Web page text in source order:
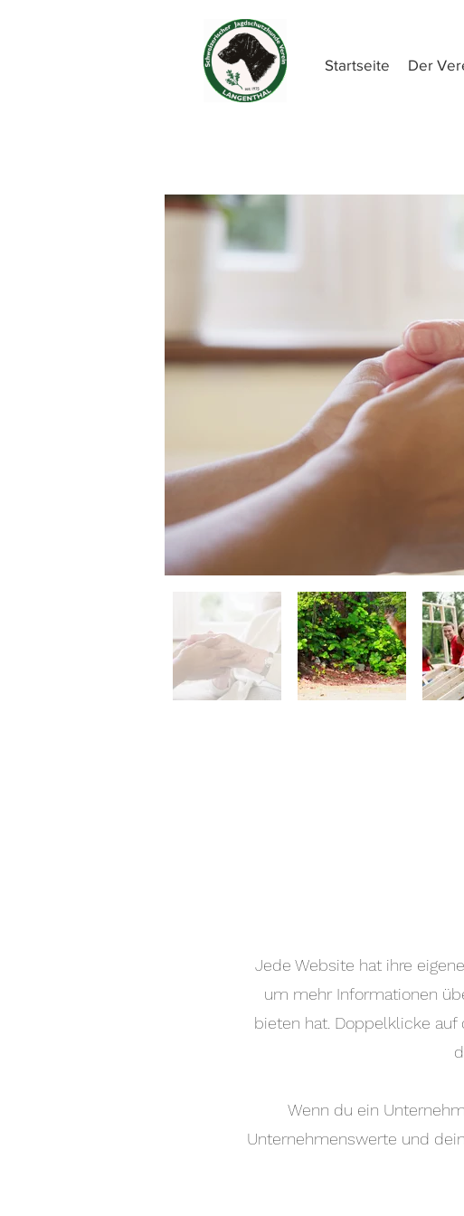
Startseite Der
Dies ist
Jede Website hat ihre
um mehr Informationen
bieten hat. Doppelklicke auf
Wenn du ein
Unternehmenswerte und